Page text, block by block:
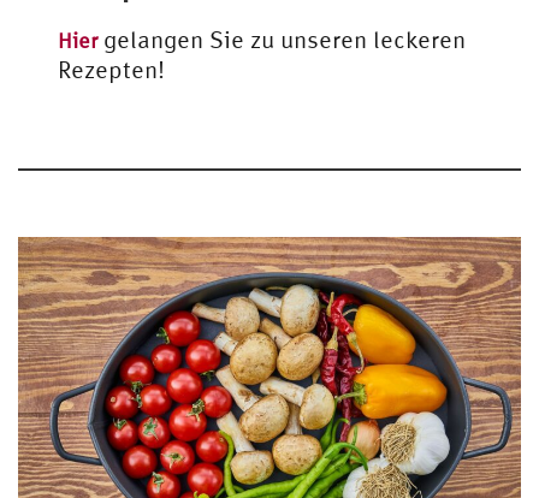
Hiergelangen Sie zu unseren leckeren
Rezepten!